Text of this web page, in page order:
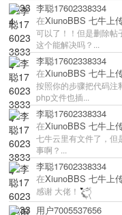
李聪17602338334
在XiunoBBS 七牛上
可以了！！但是删除帖
这个能解决吗？...
李聪17602338334
在XiunoBBS 七牛上
按照你的步骤把代码注
php文件也插...
李聪17602338334
在XiunoBBS 七牛上
七牛云里有文件了，但
事啊？...
李聪17602338334
在XiunoBBS 七牛上
感谢 大佬！
用户7005537656